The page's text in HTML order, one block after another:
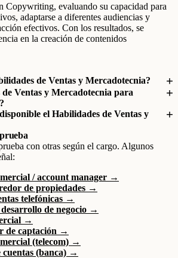
Copywriting, evaluando su capacidad para
adaptarse a diferentes audiencias y
efectivos. Con los resultados, se
en la creación de contenidos
de Ventas y Mercadotecnia?
Ventas y Mercadotecnia para
el Habilidades de Ventas y
con otras según el cargo. Algunos
/ account manager →
de propiedades →
telefónicas →
de negocio →
→
de captación →
(telecom) →
(banca) →